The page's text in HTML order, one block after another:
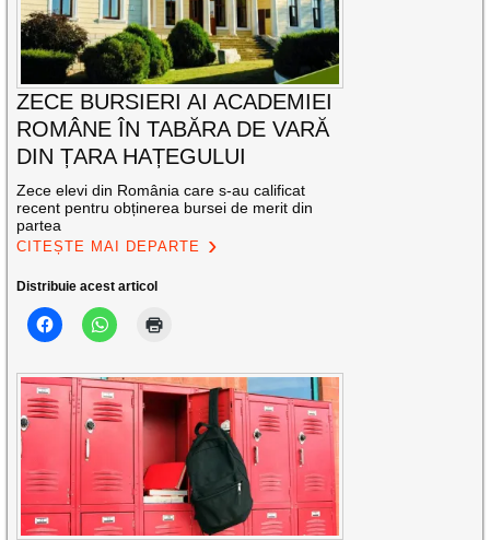
ZECE BURSIERI AI ACADEMIEI
ROMÂNE ÎN TABĂRA DE VARĂ
DIN ȚARA HAȚEGULUI
Zece elevi din România care s-au calificat
recent pentru obținerea bursei de merit din
partea
CITEȘTE MAI DEPARTE
Distribuie acest articol